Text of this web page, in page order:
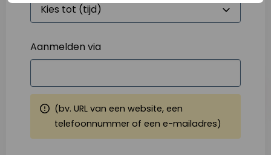
Aanmelden via
(bv. URL van een website, een
telefoonnummer of een e-mailadres)